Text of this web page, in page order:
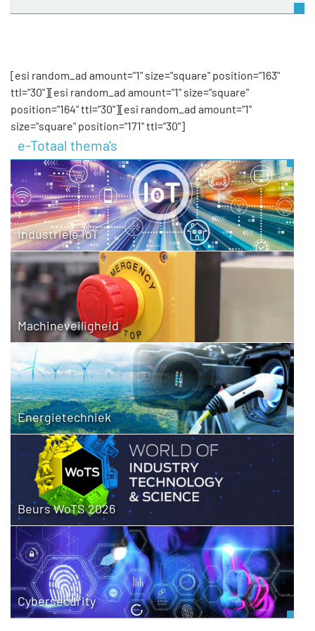
[esi random_ad amount="1" size="square" position="163"
ttl="30"][esi random_ad amount="1" size="square"
position="164" ttl="30"][esi random_ad amount="1"
size="square" position="171" ttl="30"]
e-Totaal thema's
Industriële IoT
Machineveiligheid
Energietechniek
Beurs WoTS 2026
Cybersecurity